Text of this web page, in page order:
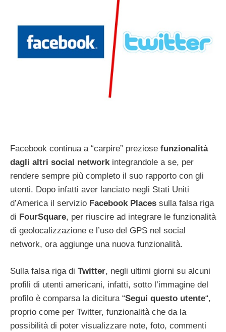
Facebook continua a “carpire” preziose funzionalità
dagli altri social networkintegrandole a se, per
rendere sempre più completo il suo rapporto con gli
utenti. Dopo infatti aver lanciato negli Stati Uniti
d’America il servizio Facebook Places sulla falsa riga
di FourSquare, per riuscire ad integrare le funzionalità
di geolocalizzazione e l’uso del GPS nel social
network, ora aggiunge una nuova funzionalità.
Sulla falsa riga di Twitter, negli ultimi giorni su alcuni
profili di utenti americani, infatti, sotto l’immagine del
profilo è comparsa la dicitura “Segui questo utente“,
proprio come per Twitter, funzionalità che da la
possibilità di poter visualizzare note, foto, commenti